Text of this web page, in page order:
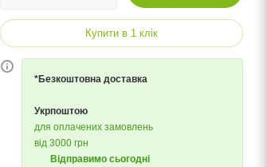
Купити в 1 клік
*Безкоштовна доставка
Укрпоштою
для оплачених замовлень
від 3000 грн
Відправимо сьогодні